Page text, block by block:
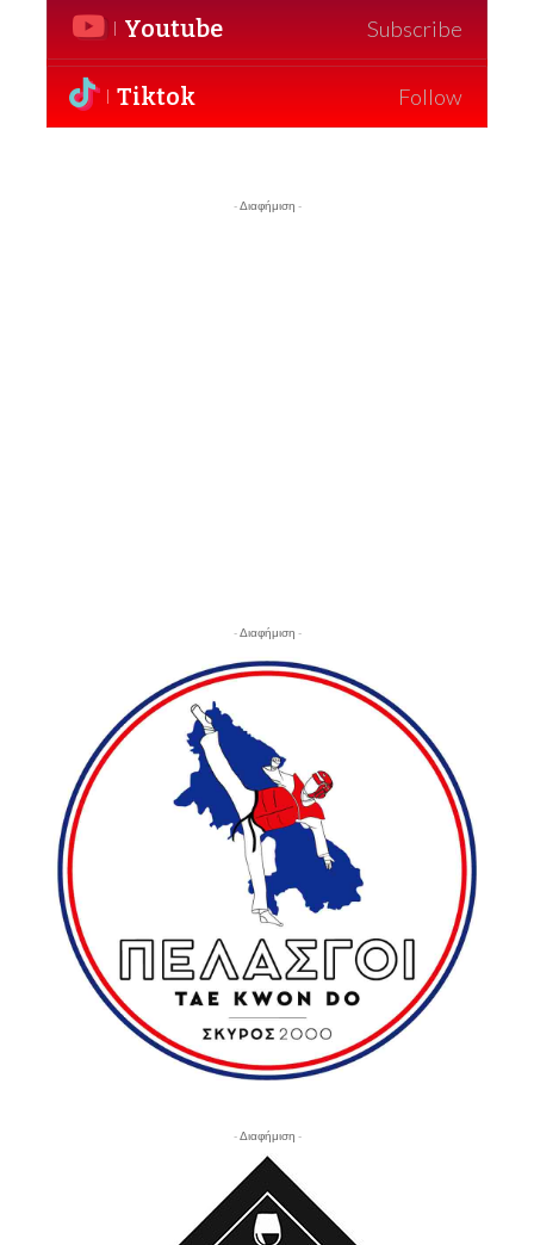
Youtube Subscribe
Tiktok Follow
- Διαφήμιση -
- Διαφήμιση -
- Διαφήμιση -